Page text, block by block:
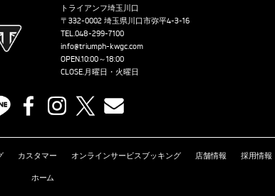
トライアンフ埼玉川口
〒332-0002 埼玉県川口市弥平4-3-16
TEL.048-299-7100
info@triumph-kwgc.com
OPEN.10:00～18:00
CLOSE.月曜日・火曜日
OFFICIAL SITE
LINE FacebookInstagram
カスタマー オンラインサービスブッキング 店舗情報 採用情報
ホーム